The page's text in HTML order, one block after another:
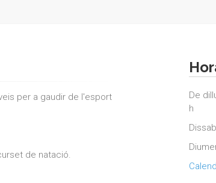
per a gaudir de l'esport
de natació.
De
h